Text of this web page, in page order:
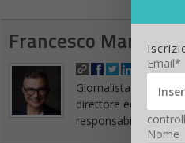
Francesco Marino
Giornalista esperto
direttore editoriale
responsabile di
Email*
Nome